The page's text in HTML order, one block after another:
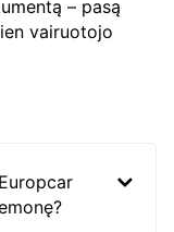
– pasą
vairuotojo